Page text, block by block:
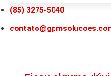
(85) 3275-5040